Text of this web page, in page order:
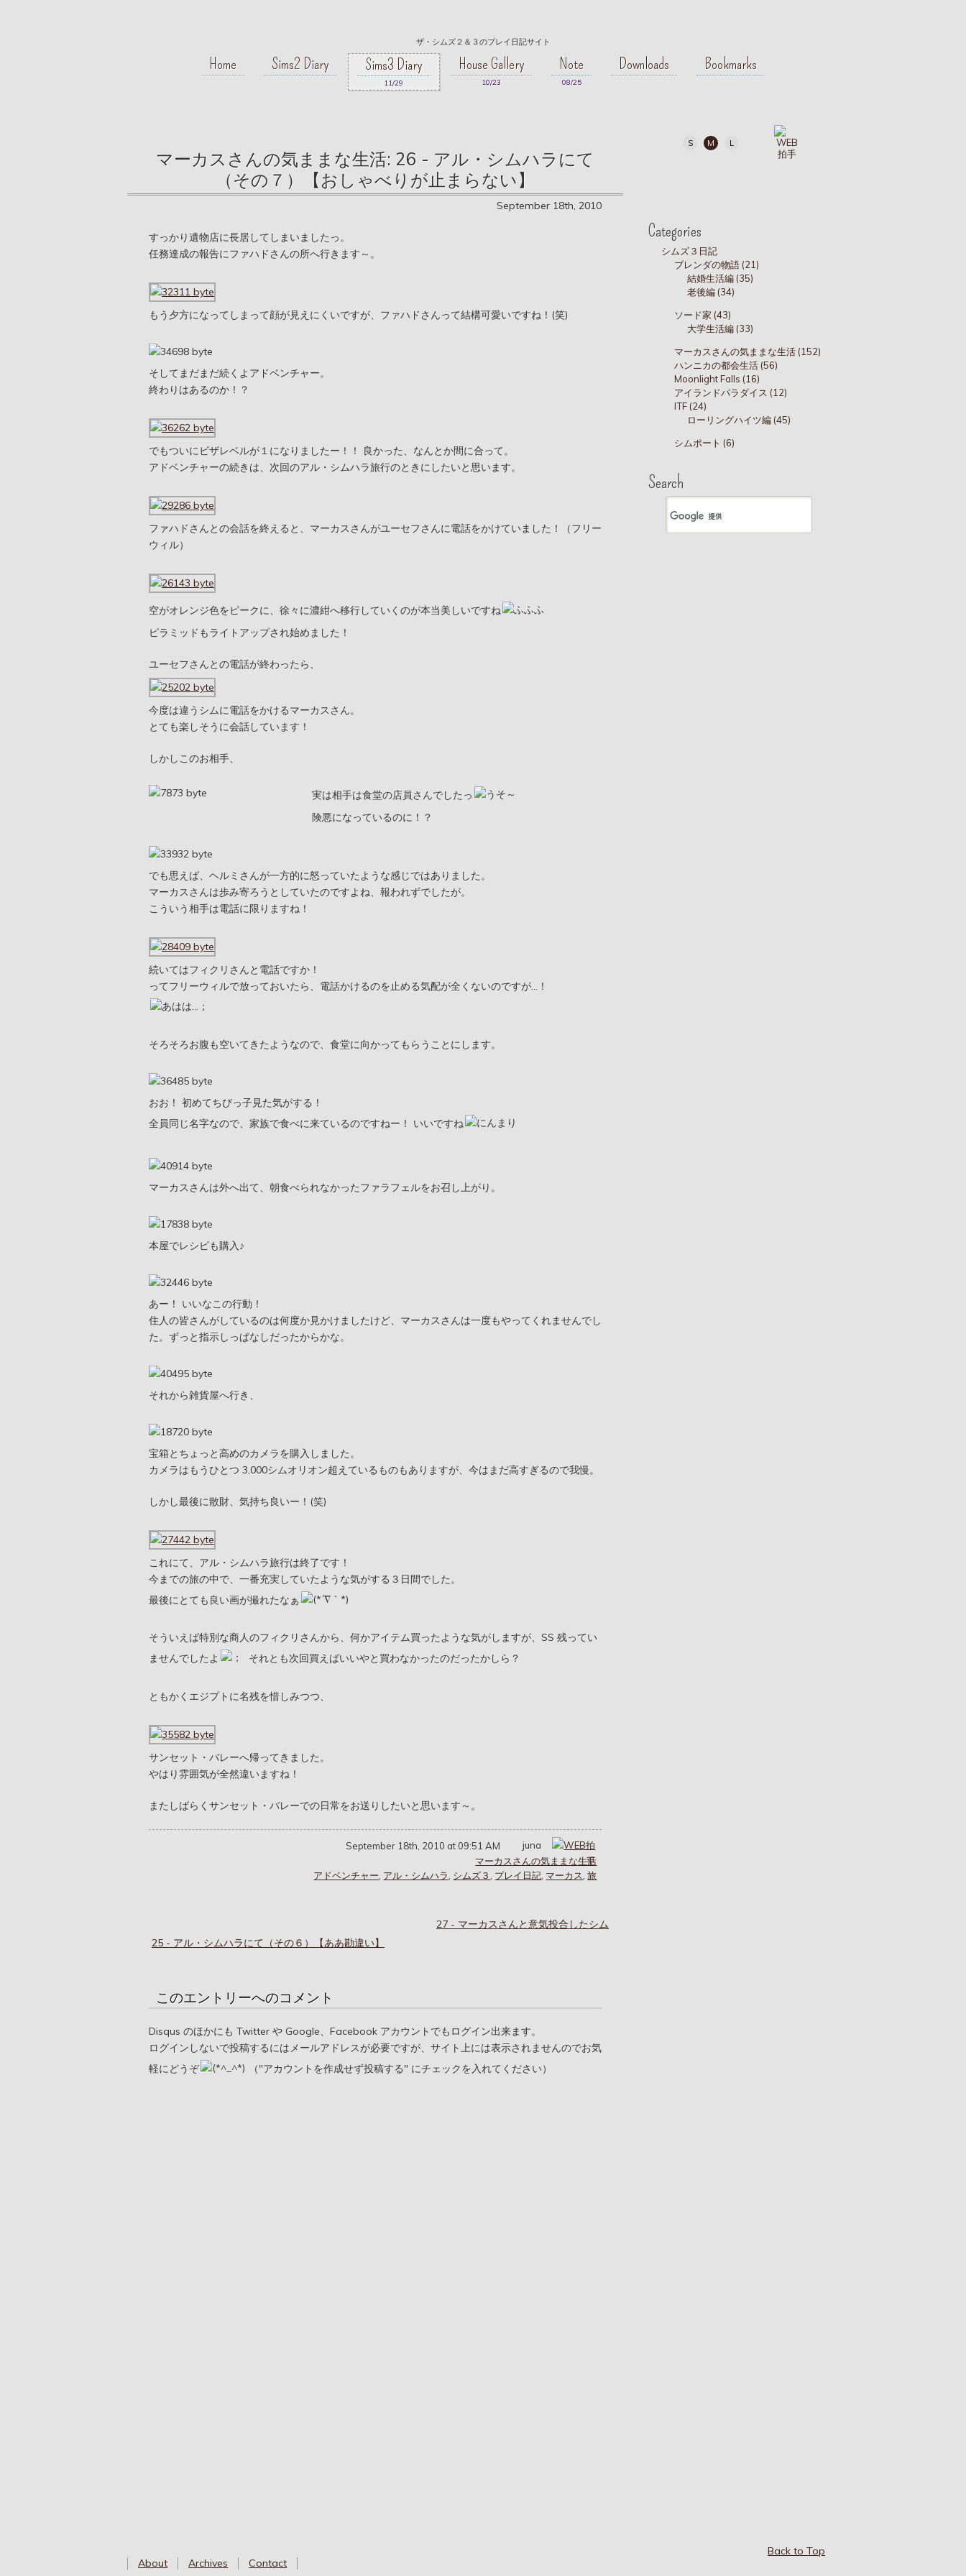
ザ・シムズ２＆３のプレイ日記サイト
Home Sims2 Diary Sims3 Diary
11/29
House Gallery
10/23
Note
08/25
Downloads Bookmarks
マーカスさんの気ままな生活: 26 - アル・シムハラにて
（その７）【おしゃべりが止まらない】
September 18th, 2010
すっかり遺物店に長居してしまいましたっ。
任務達成の報告にファハドさんの所へ行きます～。
もう夕方になってしまって顔が見えにくいですが、ファハドさんって結構可愛いですね！(笑)
そしてまだまだ続くよアドベンチャー。
終わりはあるのか！？
でもついにビザレベルが１になりましたー！！ 良かった、なんとか間に合って。
アドベンチャーの続きは、次回のアル・シムハラ旅行のときにしたいと思います。
ファハドさんとの会話を終えると、マーカスさんがユーセフさんに電話をかけていました！（フリー
ウィル）
空がオレンジ色をピークに、徐々に濃紺へ移行していくのが本当美しいですね
ピラミッドもライトアップされ始めました！
ユーセフさんとの電話が終わったら、
今度は違うシムに電話をかけるマーカスさん。
とても楽しそうに会話しています！
しかしこのお相手、
実は相手は食堂の店員さんでしたっ
険悪になっているのに！？
でも思えば、ヘルミさんが一方的に怒っていたような感じではありました。
マーカスさんは歩み寄ろうとしていたのですよね、報われずでしたが。
こういう相手は電話に限りますね！
続いてはフィクリさんと電話ですか！
ってフリーウィルで放っておいたら、電話かけるのを止める気配が全くないのですが…！
そろそろお腹も空いてきたようなので、食堂に向かってもらうことにします。
おお！ 初めてちびっ子見た気がする！
全員同じ名字なので、家族で食べに来ているのですねー！ いいですね
マーカスさんは外へ出て、朝食べられなかったファラフェルをお召し上がり。
本屋でレシピも購入♪
あー！ いいなこの行動！
住人の皆さんがしているのは何度か見かけましたけど、マーカスさんは一度もやってくれませんでし
た。ずっと指示しっぱなしだったからかな。
それから雑貨屋へ行き、
宝箱とちょっと高めのカメラを購入しました。
カメラはもうひとつ 3,000シムオリオン超えているものもありますが、今はまだ高すぎるので我慢。
しかし最後に散財、気持ち良いー！(笑)
これにて、アル・シムハラ旅行は終了です！
今までの旅の中で、一番充実していたような気がする３日間でした。
最後にとても良い画が撮れたなぁ
そういえば特別な商人のフィクリさんから、何かアイテム買ったような気がしますが、SS 残ってい
ませんでしたよ
それとも次回買えばいいやと買わなかったのだったかしら？
ともかくエジプトに名残を惜しみつつ、
サンセット・バレーへ帰ってきました。
やはり雰囲気が全然違いますね！
またしばらくサンセット・バレーでの日常をお送りしたいと思います～。
September 18th, 2010 at 09:51 AM
juna
マーカスさんの気ままな生活
アドベンチャー アル・シムハラ シムズ３ プレイ日記 マーカス ,旅
27 - マーカスさんと意気投合したシム
25 - アル・シムハラにて（その６）【ああ勘違い】
このエントリーへのコメント
Disqus のほかにも Twitter や Google、Facebook アカウントでもログイン出来ます。
ログインしないで投稿するにはメールアドレスが必要ですが、サイト上には表示されませんのでお気
軽にどうぞ
（"アカウントを作成せず投稿する" にチェックを入れてください）
S M L
Categories
シムズ３日記
ブレンダの物語 (21)
結婚生活編 (35)
老後編 (34)
ソード家 (43)
大学生活編 (33)
マーカスさんの気ままな生活 (152)
ハンニカの都会生活 (56)
Moonlight Falls (16)
アイランドパラダイス (12)
ITF (24)
ローリングハイツ編 (45)
シムポート (6)
Search
Back to Top
About
Archives Contact